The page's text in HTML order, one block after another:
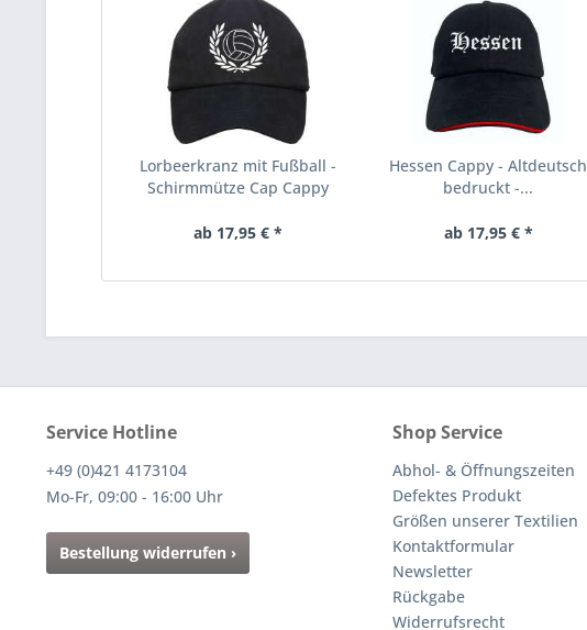
Lorbeerkranz mit Fußball -
Schirmmütze Cap Cappy
ab 17,95 € *
Hessen Cappy - Altdeutsch
bedruckt -...
ab 17,95 € *
Service Hotline
+49 (0)421 4173104
Mo-Fr, 09:00 - 16:00 Uhr
Bestellung widerrufen ›
Shop Service
Abhol- & Öffnungszeiten
Defektes Produkt
Größen unserer Textilien
Kontaktformular
Newsletter
Rückgabe
Widerrufsrecht